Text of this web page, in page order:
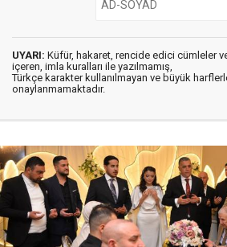
UYARI: Küfür, hakaret, rencide edici cümleler
içeren, imla kuralları ile yazılmamış,
Türkçe karakter kullanılmayan ve büyük
onaylanmamaktadır.